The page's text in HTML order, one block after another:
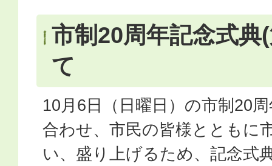
市制20周年記念式典
て
10月6日（日曜日）の市制20
合わせ、市民の皆様とともに
い、盛り上げるため、記念式